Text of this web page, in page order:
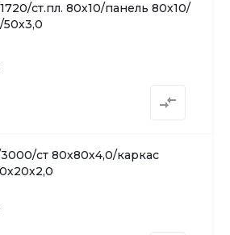
ст.пл. 80х10/панель 80х10/
50х3,0
ст 80х80х4,0/каркас